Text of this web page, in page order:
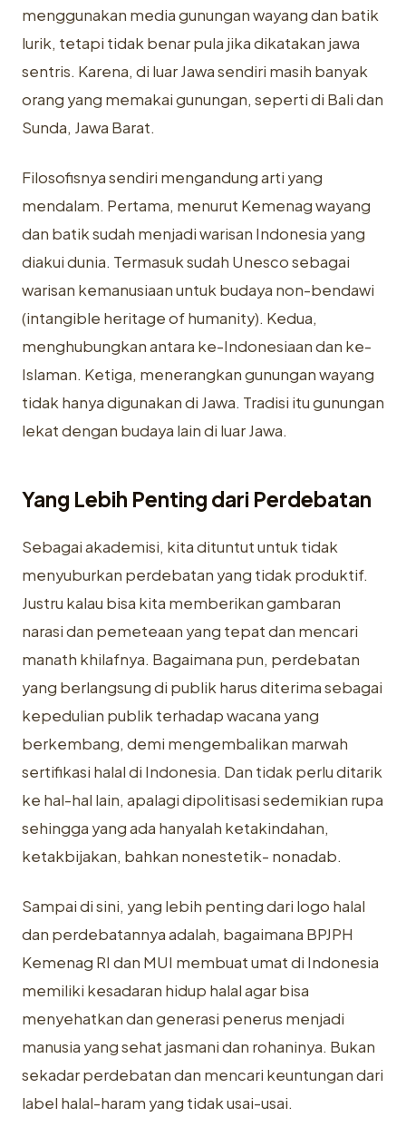
menggunakan media gunungan wayang dan batik
lurik, tetapi tidak benar pula jika dikatakan jawa
sentris. Karena, di luar Jawa sendiri masih banyak
orang yang memakai gunungan, seperti di Bali dan
Sunda, Jawa Barat.
Filosofisnya sendiri mengandung arti yang
mendalam. Pertama, menurut Kemenag wayang
dan batik sudah menjadi warisan Indonesia yang
diakui dunia. Termasuk sudah Unesco sebagai
warisan kemanusiaan untuk budaya non-bendawi
(intangible heritage of humanity). Kedua,
menghubungkan antara ke-Indonesiaan dan ke-
Islaman. Ketiga, menerangkan gunungan wayang
tidak hanya digunakan di Jawa. Tradisi itu gunungan
lekat dengan budaya lain di luar Jawa.
Yang Lebih Penting dari Perdebatan
Sebagai akademisi, kita dituntut untuk tidak
menyuburkan perdebatan yang tidak produktif.
Justru kalau bisa kita memberikan gambaran
narasi dan pemeteaan yang tepat dan mencari
manath khilafnya. Bagaimana pun, perdebatan
yang berlangsung di publik harus diterima sebagai
kepedulian publik terhadap wacana yang
berkembang, demi mengembalikan marwah
sertifikasi halal di Indonesia. Dan tidak perlu ditarik
ke hal-hal lain, apalagi dipolitisasi sedemikian rupa
sehingga yang ada hanyalah ketakindahan,
ketakbijakan, bahkan nonestetik- nonadab.
Sampai di sini, yang lebih penting dari logo halal
dan perdebatannya adalah, bagaimana BPJPH
Kemenag RI dan MUI membuat umat di Indonesia
memiliki kesadaran hidup halal agar bisa
menyehatkan dan generasi penerus menjadi
manusia yang sehat jasmani dan rohaninya. Bukan
sekadar perdebatan dan mencari keuntungan dari
label halal-haram yang tidakusai-usai.